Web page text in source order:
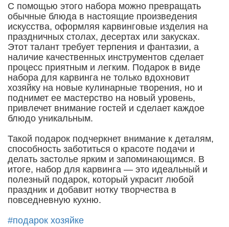
С помощью этого набора можно превращать
обычные блюда в настоящие произведения
искусства, оформляя карвинговые изделия на
праздничных столах, десертах или закусках.
Этот талант требует терпения и фантазии, а
наличие качественных инструментов сделает
процесс приятным и легким. Подарок в виде
набора для карвинга не только вдохновит
хозяйку на новые кулинарные творения, но и
поднимет ее мастерство на новый уровень,
привлечет внимание гостей и сделает каждое
блюдо уникальным.
Такой подарок подчеркнет внимание к деталям,
способность заботиться о красоте подачи и
делать застолье ярким и запоминающимся. В
итоге, набор для карвинга — это идеальный и
полезный подарок, который украсит любой
праздник и добавит нотку творчества в
повседневную кухню.
#подарок хозяйке